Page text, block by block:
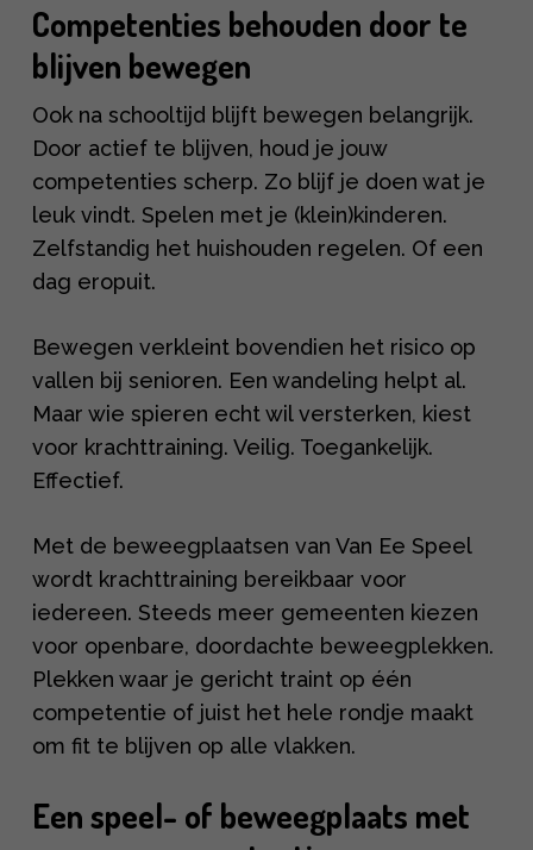
Competenties behouden door te
blijven bewegen
Ook na schooltijd blijft bewegen belangrijk.
Door actief te blijven, houd je jouw
competenties scherp. Zo blijf je doen wat je
leuk vindt. Spelen met je (klein)kinderen.
Zelfstandig het huishouden regelen. Of een
dag eropuit.
Bewegen verkleint bovendien het risico op
vallen bij senioren. Een wandeling helpt al.
Maar wie spieren echt wil versterken, kiest
voor krachttraining. Veilig. Toegankelijk.
Effectief.
Met de beweegplaatsen van Van Ee Speel
wordt krachttraining bereikbaar voor
iedereen. Steeds meer gemeenten kiezen
voor openbare, doordachte beweegplekken.
Plekken waar je gericht traint op één
competentie of juist het hele rondje maakt
om fit te blijven op alle vlakken.
Een speel- of beweegplaats met